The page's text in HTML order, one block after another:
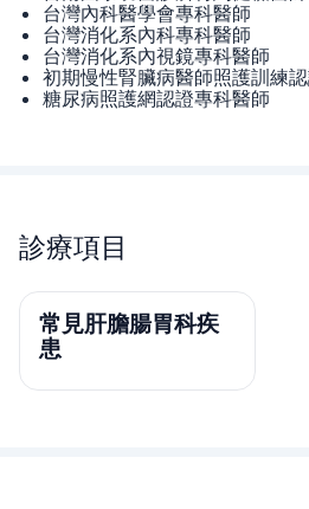
台灣內科醫學會專科醫師
台灣消化系內科專科醫師
台灣消化系內視鏡專科醫師
初期慢性腎臟病醫師照護訓練
糖尿病照護網認證專科醫師
診療項目
常見肝膽腸胃科疾
患